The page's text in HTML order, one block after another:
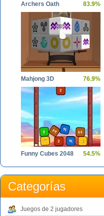
Archers Oath 83.9%
Mahjong 3D 76.9%
Funny Cubes 2048 54.5%
Categorías
Juegos de 2 jugadores